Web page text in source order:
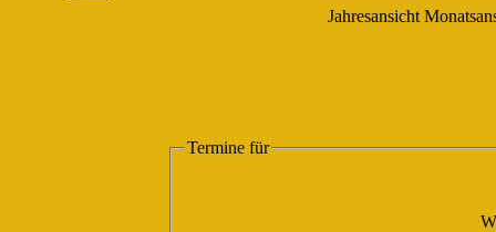
Jahresansicht
Termine für